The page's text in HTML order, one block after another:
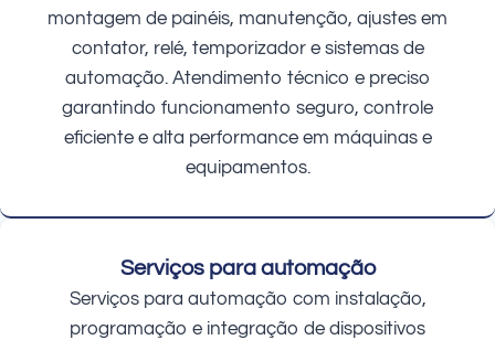
montagem de painéis, manutenção, ajustes em
contator, relé, temporizador e sistemas de
automação. Atendimento técnico e preciso
garantindo funcionamento seguro, controle
eficiente e alta performance em máquinas e
equipamentos.
Serviços para automação
Serviços para automação com instalação,
programação e integração de dispositivos